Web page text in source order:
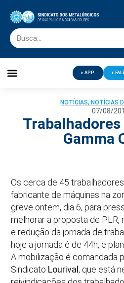
APP
NOTÍCIAS, NOTÍCIAS
07/08/
Gamma
Os cerca de 45
fabricante de máquinas na
greve ontem, dia 6, para
melhorar a proposta de PLR,
e redução da jornada de
hoje a jornada é de 44h, e
A mobilização é comandada
Sindicato Lourival, que está